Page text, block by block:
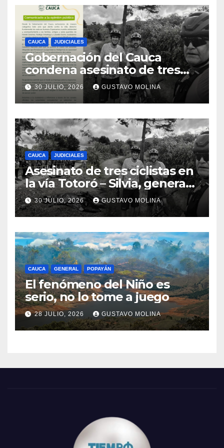
CAUCA JUDICIALES
Gobernación del Cauca
condena asesinato de tres
ciudadanos y exige medidas
urgentes al Gobierno
Nacional
30 JULIO, 2026 GUSTAVO MOLINA
CAUCA JUDICIALES
Asesinato de tres ciclistas en
la vía Totoró – Silvia, genera
consternación en el Cauca
30 JULIO, 2026 GUSTAVO MOLINA
CAUCA GENERAL POPAYÁN
El fenómeno del Niño es
serio, no lo tome a juego
28 JULIO, 2026 GUSTAVO MOLINA